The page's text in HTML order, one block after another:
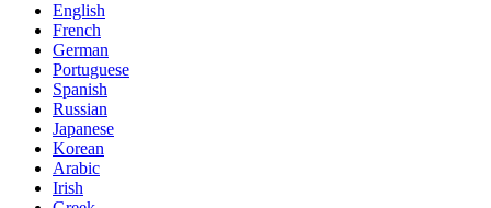
English
French
German
Portuguese
Spanish
Russian
Japanese
Korean
Arabic
Irish